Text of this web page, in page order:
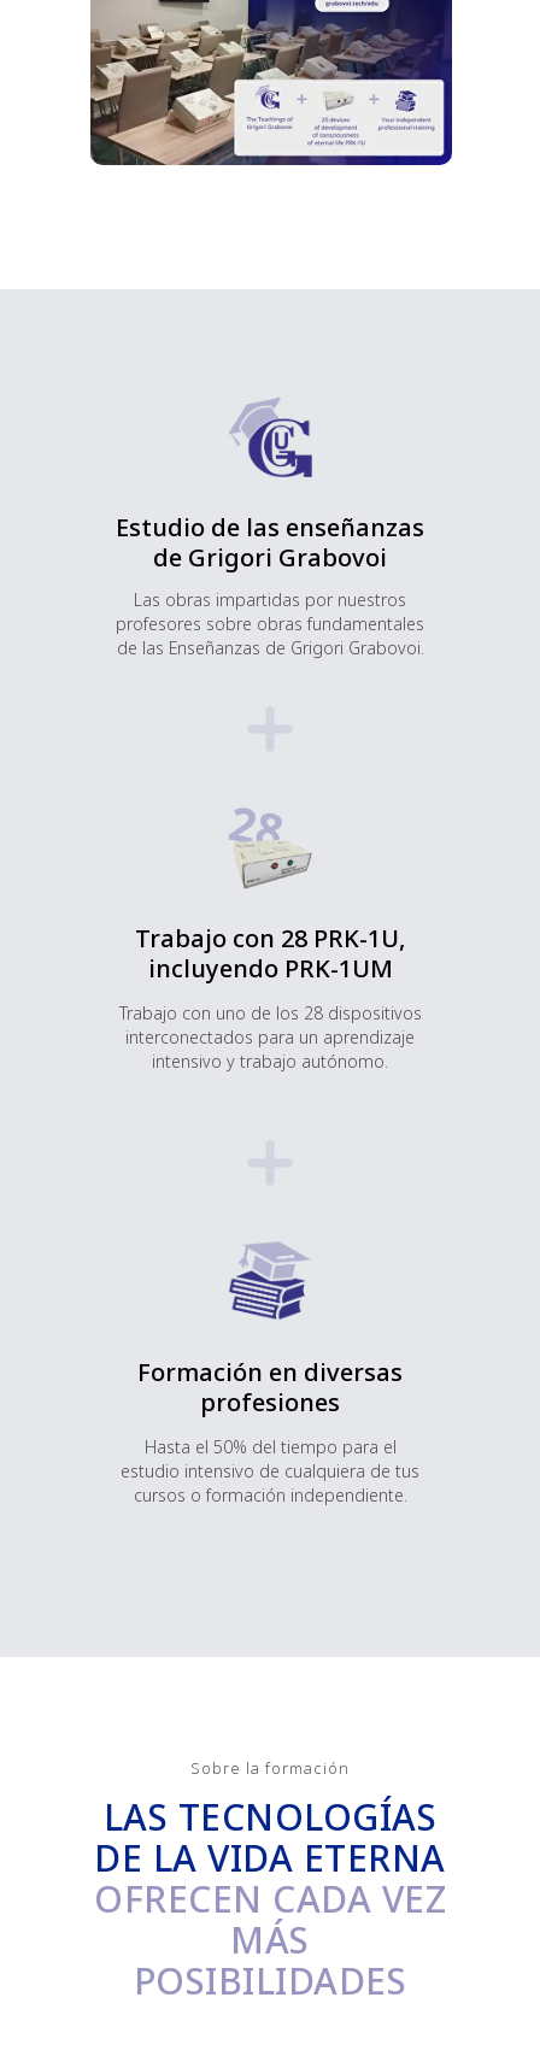
Las obras impartidas por nuestros
profesores sobre obras fundamentales
de las Enseñanzas de Grigori Grabovoi.
Trabajo con uno de los 28 dispositivos
interconectados para un aprendizaje
intensivo y trabajo autónomo.
Hasta el 50% del tiempo para el
estudio intensivo de cualquiera de tus
cursos o formación independiente.
Estudio de las enseñanzas
de Grigori Grabovoi
Trabajo con 28 PRK-1U,
incluyendo PRK-1UM
Formación en diversas
profesiones
LAS TECNOLOGÍAS
DE LA VIDA ETERNA
OFRECEN CADA VEZ
MÁS
POSIBILIDADES
Sobre la formación